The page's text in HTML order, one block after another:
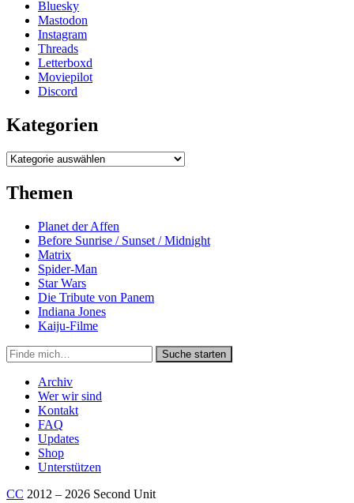
Bluesky
Mastodon
Instagram
Threads
Letterboxd
Moviepilot
Discord
Kategorien
Kategorien
Themen
Planet der Affen
Before Sunrise / Sunset / Midnight
Matrix
Spider-Man
Star Wars
Die Tribute von Panem
Indiana Jones
Kaiju-Filme
Suche
in
https://secondunit-
podcast.de/
Suche starten
Archiv
Wer wir sind
Kontakt
FAQ
Updates
Shop
Unterstützen
CC 2012 – 2026 Second Unit